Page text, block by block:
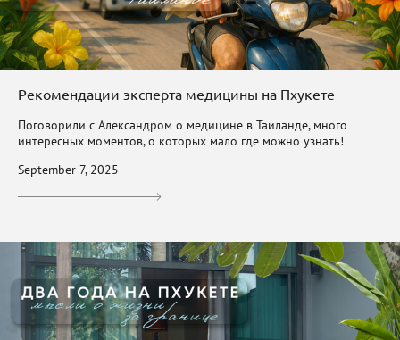
Рекомендации эксперта медицины на Пхукете
Поговорили с Александром о медицине в Таиланде, много
интересных моментов, о которых мало где можно узнать!
September 7, 2025